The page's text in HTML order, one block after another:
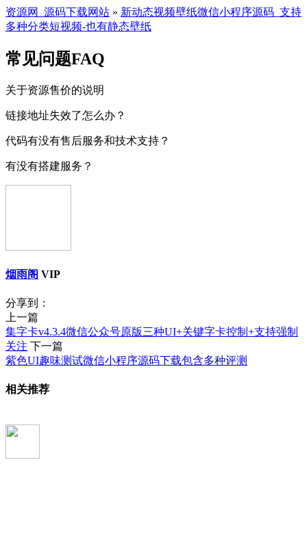
资源网_源码下载网站 » 新动态视频壁纸微信小程序源码_支持
多种分类短视频-也有静态壁纸
常见问题FAQ
关于资源售价的说明
链接地址失效了怎么办？
代码有没有售后服务和技术支持？
有没有搭建服务？
烟雨阁 VIP
分享到：
上一篇
集字卡v4.3.4微信公众号原版三种UI+关键字卡控制+支持强制
关注 下一篇
紫色UI趣味测试微信小程序源码下载包含多种评测
相关推荐